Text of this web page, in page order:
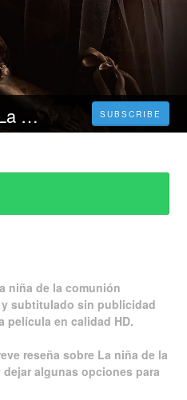
▷Repelis [720p]-ᴴᴰ La niña de la comunión Película (2023) Pelicula [Completa] Español y Latino SUBSCRIBE
niña de la comunión
subtitulado sin publicidad
película en calidad HD.
reseña sobre La niña de la
algunas opciones para